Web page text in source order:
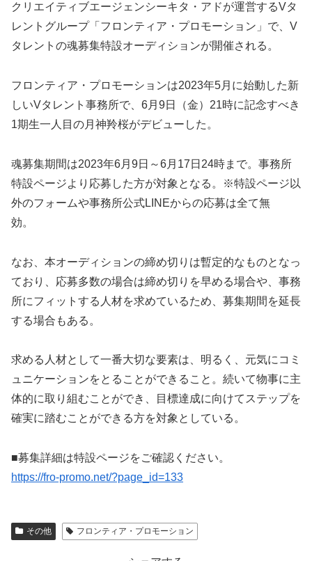
クリエイティブエージェンシーキタ・アドが運営するVタ
レントグループ「フロンティア・プロモーション」で、V
タレントの魂募集特設オーディションが開催される。
フロンティア・プロモーションは2023年5月に始動した新
しいVタレント事務所で、6月9日（金）21時に記念すべき
1期生一人目の月神羚桜がデビューした。
魂募集期間は2023年6月9日～6月17日24時まで。事務所
特設ページより応募した方が対象となる。※特設ページ以
外のフォームや事務所公式LINEからの応募は全て無
効。
なお、本オーディションの締め切りは暫定的なものとなっ
ており、応募多数の場合は締め切りを早める場合や、事務
所にフィットする人材を求めているため、募集期間を延長
する場合もある。
求める人材として一番大切な要素は、明るく、元気にコミ
ュニケーションをとることができること。続いて物事に主
体的に取り組むことができ、目標達成に向けてステップを
確実に踏むことができる方を対象としている。
■募集詳細は特設ページをご確認ください。
https://fro-promo.net/?page_id=133
その他 フロンティア・プロモーション